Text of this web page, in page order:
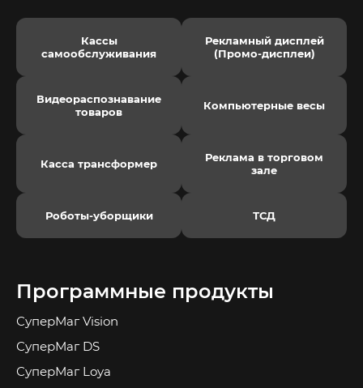
Кассы
самообслуживания
Рекламный дисплей
(Промо-дисплеи)
Видеораспознавание
товаров
Компьютерные весы
Касса трансформер
Реклама в торговом
зале
Роботы-уборщики ТСД
Программные продукты
СуперМаг Vision
СуперМаг DS
СуперМаг Loya